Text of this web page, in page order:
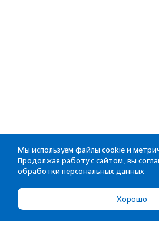
Мы используем файлы cookie и
Продолжая работу с сайтом, вы
обработки персональных данных
Хорошо